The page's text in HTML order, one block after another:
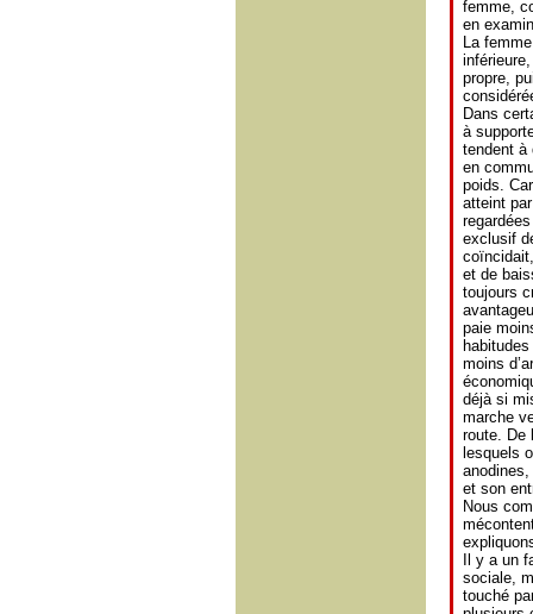
femme,
en
La
propre,
Dans
à
tendent à
en
poids.
atteint
exclusif
et de
toujours
paie
moins
déjà si
marche
route. De
lesquels
anodines,
et son
Nous
Il y a un
sociale,
touché